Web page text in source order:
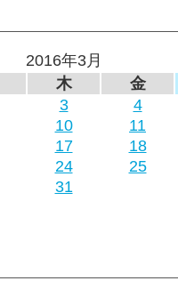
2016年3月
木
金
3
4
10
11
17
18
24
25
31